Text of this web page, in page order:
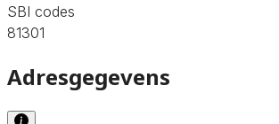
SBI codes
81301
Adresgegevens